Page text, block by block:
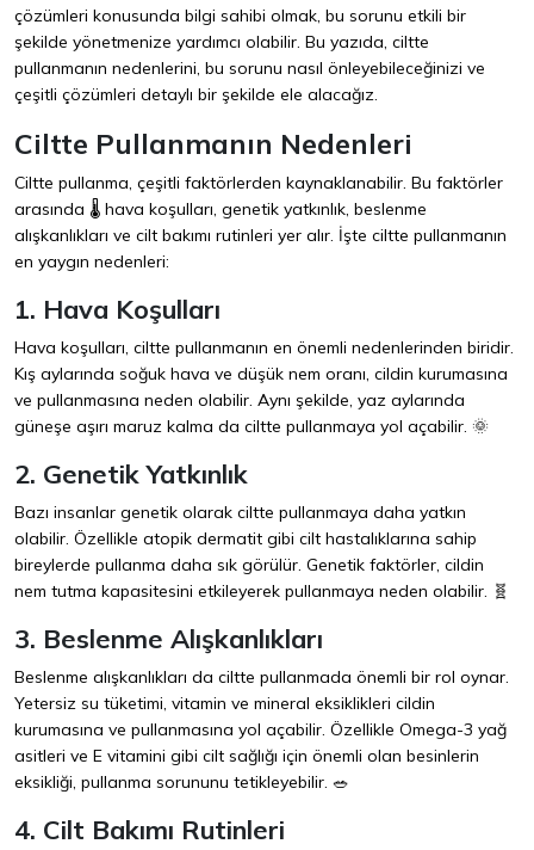
çözümleri konusunda bilgi sahibi olmak, bu sorunu etkili bir
şekilde yönetmenize yardımcı olabilir. Bu yazıda, ciltte
pullanmanın nedenlerini, bu sorunu nasıl önleyebileceğinizi ve
çeşitli çözümleri detaylı bir şekilde ele alacağız.
Ciltte Pullanmanın Nedenleri
Ciltte pullanma, çeşitli faktörlerden kaynaklanabilir. Bu faktörler
arasında 🌡️ hava koşulları, genetik yatkınlık, beslenme
alışkanlıkları ve cilt bakımı rutinleri yer alır. İşte ciltte pullanmanın
en yaygın nedenleri:
1. Hava Koşulları
Hava koşulları, ciltte pullanmanın en önemli nedenlerinden biridir.
Kış aylarında soğuk hava ve düşük nem oranı, cildin kurumasına
ve pullanmasına neden olabilir. Aynı şekilde, yaz aylarında
güneşe aşırı maruz kalma da ciltte pullanmaya yol açabilir. 🌞
2. Genetik Yatkınlık
Bazı insanlar genetik olarak ciltte pullanmaya daha yatkın
olabilir. Özellikle atopik dermatit gibi cilt hastalıklarına sahip
bireylerde pullanma daha sık görülür. Genetik faktörler, cildin
nem tutma kapasitesini etkileyerek pullanmaya neden olabilir. 🧬
3. Beslenme Alışkanlıkları
Beslenme alışkanlıkları da ciltte pullanmada önemli bir rol oynar.
Yetersiz su tüketimi, vitamin ve mineral eksiklikleri cildin
kurumasına ve pullanmasına yol açabilir. Özellikle Omega-3 yağ
asitleri ve E vitamini gibi cilt sağlığı için önemli olan besinlerin
eksikliği, pullanma sorununu tetikleyebilir. 🥗
4. Cilt Bakımı Rutinleri